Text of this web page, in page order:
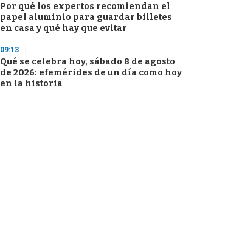
Por qué los expertos recomiendan el
papel aluminio para guardar billetes
en casa y qué hay que evitar
09:13
Qué se celebra hoy, sábado 8 de agosto
de 2026: efemérides de un día como hoy
en la historia